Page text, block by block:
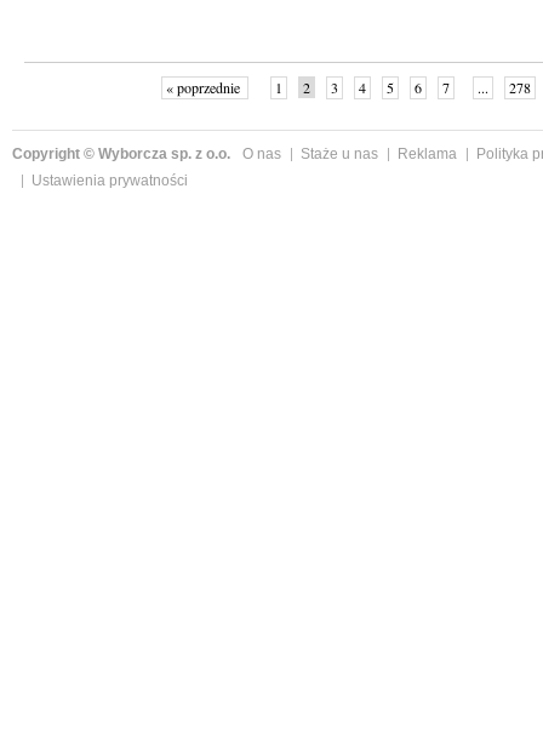
« poprzednie 1 2 3 4 5 6 7 ... 278
Copyright © Wyborcza sp. z o.o. O nas Staże u nas Reklama
Polityka
Ustawienia prywatności